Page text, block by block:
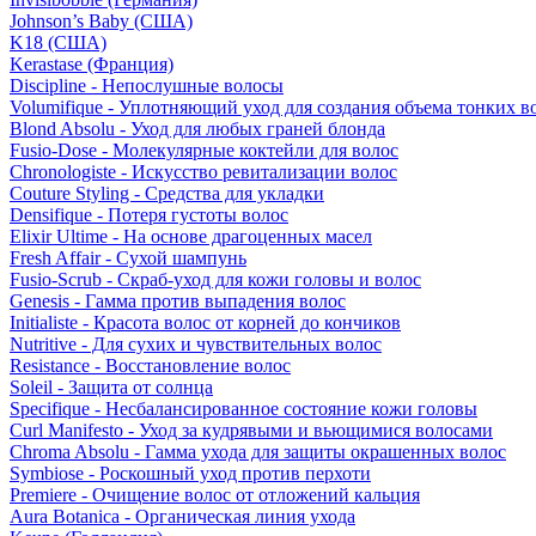
Johnson’s Baby (США)
K18 (США)
Kerastase (Франция)
Discipline - Непослушные волосы
Volumifique - Уплотняющий уход для создания объема тонких
Blond Absolu - Уход для любых граней блонда
Fusio-Dose - Молекулярные коктейли для волос
Chronologiste - Искусство ревитализации волос
Couture Styling - Средства для укладки
Densifique - Потеря густоты волос
Elixir Ultime - На основе драгоценных масел
Fresh Affair - Сухой шампунь
Fusio-Scrub - Скраб-уход для кожи головы и волос
Genesis - Гамма против выпадения волос
Initialiste - Красота волос от корней до кончиков
Nutritive - Для сухих и чувствительных волос
Resistance - Восстановление волос
Soleil - Защита от солнца
Specifique - Несбалансированное состояние кожи головы
Curl Manifesto - Уход за кудрявыми и вьющимися волосами
Chroma Absolu - Гамма ухода для защиты окрашенных волос
Symbiose - Роскошный уход против перхоти
Premiere - Очищение волос от отложений кальция
Aura Botanica - Органическая линия ухода